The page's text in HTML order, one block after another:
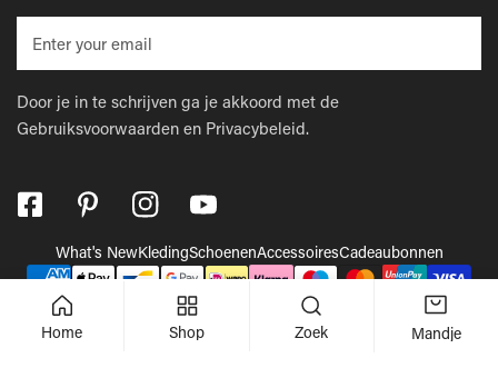
mail
Door je in te schrijven ga je akkoord met de
Gebruiksvoorwaarden en Privacybeleid.
© 2026, Powered by Shopify
What's NewKledingSchoenenAccessoiresCadeaubonnen
Betaalmethodes
Home Shop Zoek Mandje